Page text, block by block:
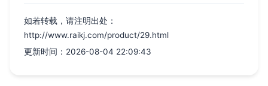
如若转载，请注明出处：
http://www.raikj.com/product/29.html
更新时间：2026-08-04 22:09:43